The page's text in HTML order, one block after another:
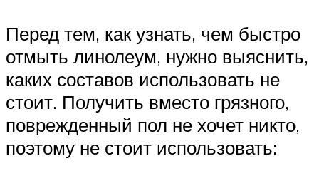
Перед тем, как узнать, чем быстро
отмыть линолеум, нужно выяснить,
каких составов использовать не
стоит. Получить вместо грязного,
поврежденный пол не хочет никто,
поэтому не стоит использовать: